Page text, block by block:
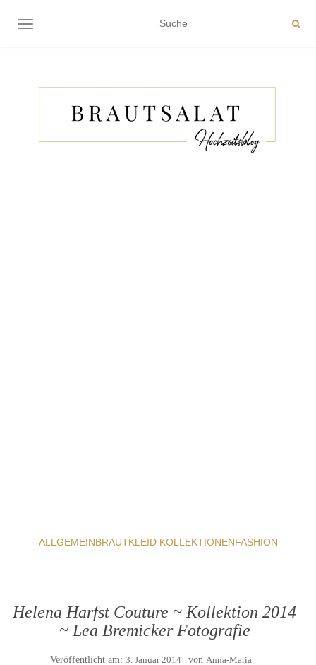
NAVIGATION EIN-/AUSSCHALTEN
ALLGEMEINBRAUTKLEID KOLLEKTIONENFASHION
Helena Harfst Couture ~ Kollektion 2014
~ Lea Bremicker Fotografie
Veröffentlicht am: 3. Januar 2014 von Anna-Maria